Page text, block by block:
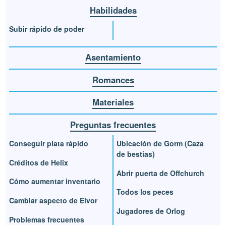
Habilidades
Subir rápido de poder
Asentamiento
Romances
Materiales
Preguntas frecuentes
Conseguir plata rápido
Créditos de Helix
Cómo aumentar inventario
Cambiar aspecto de Eivor
Problemas frecuentes
Ubicación de Gorm (Caza
de bestias)
Abrir puerta de Offchurch
Todos los peces
Jugadores de Orlog